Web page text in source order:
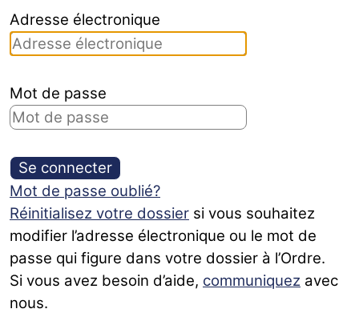
Adresse électronique
Mot de passe
Se connecter
Mot de passe oublié?
Réinitialisez votre dossier si vous souhaitez
modifier l’adresse électronique ou le mot de
passe qui figure dans votre dossier à l’Ordre.
Si vous avez besoin d’aide, communiquez avec
nous.